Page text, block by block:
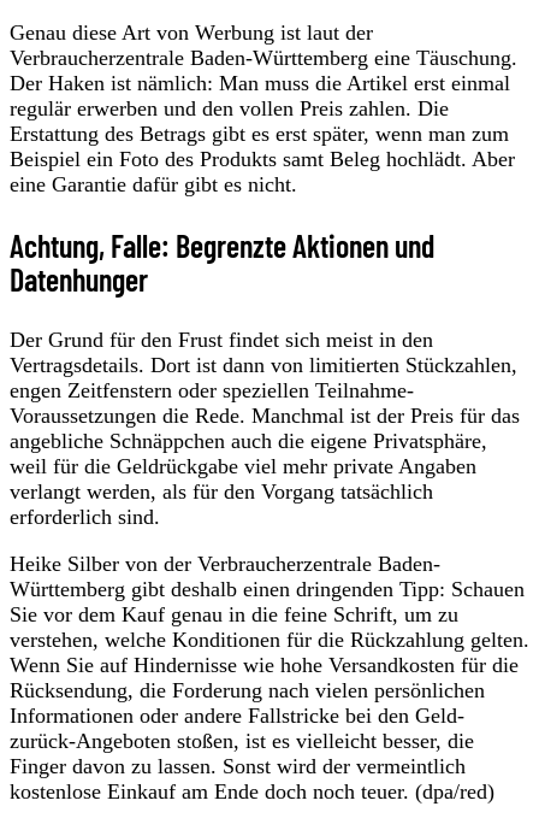
Genau diese Art von Werbung ist laut der
Verbraucherzentrale Baden-Württemberg eine Täuschung.
Der Haken ist nämlich: Man muss die Artikel erst einmal
regulär erwerben und den vollen Preis zahlen. Die
Erstattung des Betrags gibt es erst später, wenn man zum
Beispiel ein Foto des Produkts samt Beleg hochlädt. Aber
eine Garantie dafür gibt es nicht.
Achtung, Falle: Begrenzte Aktionen und
Datenhunger
Der Grund für den Frust findet sich meist in den
Vertragsdetails. Dort ist dann von limitierten Stückzahlen,
engen Zeitfenstern oder speziellen Teilnahme-
Voraussetzungen die Rede. Manchmal ist der Preis für das
angebliche Schnäppchen auch die eigene Privatsphäre,
weil für die Geldrückgabe viel mehr private Angaben
verlangt werden, als für den Vorgang tatsächlich
erforderlich sind.
Heike Silber von der Verbraucherzentrale Baden-
Württemberg gibt deshalb einen dringenden Tipp: Schauen
Sie vor dem Kauf genau in die feine Schrift, um zu
verstehen, welche Konditionen für die Rückzahlung gelten.
Wenn Sie auf Hindernisse wie hohe Versandkosten für die
Rücksendung, die Forderung nach vielen persönlichen
Informationen oder andere Fallstricke bei den Geld-
zurück-Angeboten stoßen, ist es vielleicht besser, die
Finger davon zu lassen. Sonst wird der vermeintlich
kostenlose Einkauf am Ende doch noch teuer. (dpa/red)